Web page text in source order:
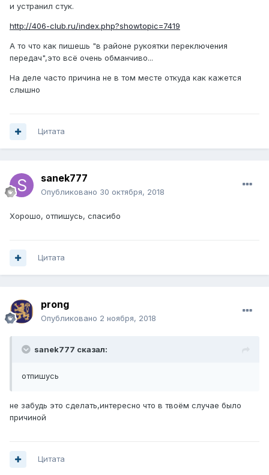
и устранил стук.
http://406-club.ru/index.php?showtopic=7419
А то что как пишешь "в районе рукоятки переключения
передач",это всё очень обманчиво...
На деле часто причина не в том месте откуда как кажется
слышно
Цитата
sanek777
Опубликовано 30 октября, 2018
Хорошо, отпишусь, спасибо
Цитата
prong
Опубликовано 2 ноября, 2018
sanek777 сказал:
отпишусь
не забудь это сделать,интересно что в твоём случае было
причиной
Цитата